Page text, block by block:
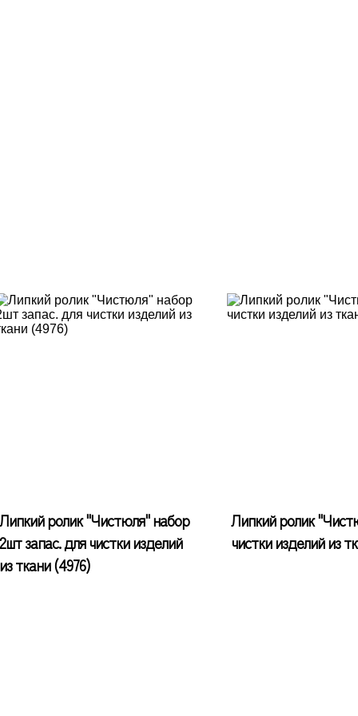
Липкий ролик "Чистюля" набор
2шт запас. для чистки изделий
из ткани (4976)
Липкий ролик
чистки изделий из